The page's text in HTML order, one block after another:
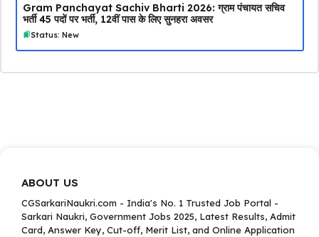
Gram Panchayat Sachiv Bharti 2026: ग्राम पंचायत सचिव
भर्ती 45 पदों पर भर्ती, 12वीं पास के लिए सुनहरा अवसर
Status: New
ABOUT US
CGSarkariNaukri.com - India's No. 1 Trusted Job Portal -
Sarkari Naukri, Government Jobs 2025, Latest Results, Admit
Card, Answer Key, Cut-off, Merit List, and Online Application